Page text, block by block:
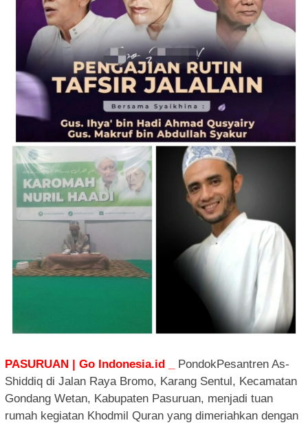
PASURUAN | Go Indonesia.id _
PondokPesantren As-
Shiddiq di Jalan Raya Bromo, Karang Sentul, Kecamatan
Gondang Wetan, Kabupaten Pasuruan, menjadi tuan
rumah kegiatan Khodmil Quran yang dimeriahkan dengan